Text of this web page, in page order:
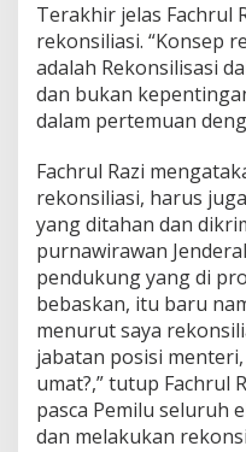
Terakhir jelas Fachrul
rekonsiliasi. “Konsep
adalah Rekonsilisasi
dan bukan
dalam pertemuan
Fachrul Razi
rekonsiliasi, harus
yang ditahan dan
purnawirawan
pendukung yang di
bebaskan, itu baru
menurut saya
jabatan posisi
umat?,” tutup Fachrul
pasca Pemilu seluruh
dan melakukan